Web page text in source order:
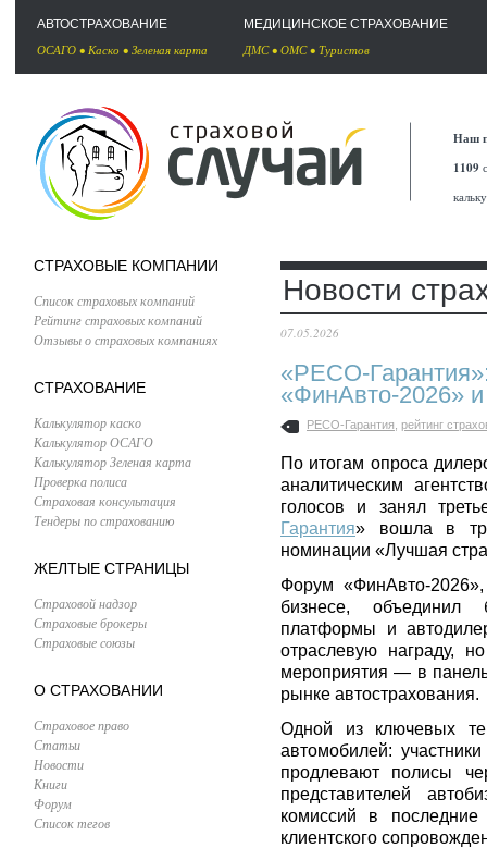
АВТОСТРАХОВАНИЕ
ОСАГО • Каско • Зеленая карта
МЕДИЦИНСКОЕ СТРАХОВАНИЕ
ДМС• ОМС• Туристов
Наш
1109
СТРАХОВЫЕ КОМПАНИИ
Список страховых компаний
Рейтинг страховых компаний
Отзывы о страховых компаниях
СТРАХОВАНИЕ
Калькулятор каско
Калькулятор ОСАГО
Калькулятор Зеленая карта
Проверка полиса
Страховая консультация
Тендеры по страхованию
ЖЕЛТЫЕ СТРАНИЦЫ
Страховой надзор
Страховые брокеры
Страховые союзы
О СТРАХОВАНИИ
Страховое право
Статьи
Новости
Книги
Форум
Список тегов
Новости
07.05.2026
«РЕСО-
«ФинАвто-2026»
РЕСО-Гарантия рейтинг
По итогам опроса
аналитическим
голосов и занял
Гарантия» вошла в
номинации «Лучшая
Форум «ФинАвто-
бизнесе, объединил
платформы и
отраслевую награду,
мероприятия — в
рынке автострахования.
Одной из ключевых
автомобилей:
продлевают полисы
представителей
комиссий в
клиентского